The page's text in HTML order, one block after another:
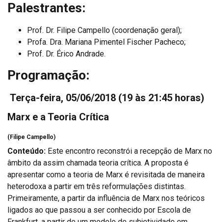
Palestrantes:
Prof. Dr. Filipe Campello (coordenação geral);
Profa. Dra. Mariana Pimentel Fischer Pacheco;
Prof. Dr. Érico Andrade.
Programação:
Terça-feira, 05/06/2018 (19 às 21:45 horas)
Marx e a Teoria Crítica
(Filipe Campello)
Conteúdo: Este encontro reconstrói a recepção de Marx no
âmbito da assim chamada teoria crítica. A proposta é
apresentar como a teoria de Marx é revisitada de maneira
heterodoxa a partir em três reformulações distintas.
Primeiramente, a partir da influência de Marx nos teóricos
ligados ao que passou a ser conhecido por Escola de